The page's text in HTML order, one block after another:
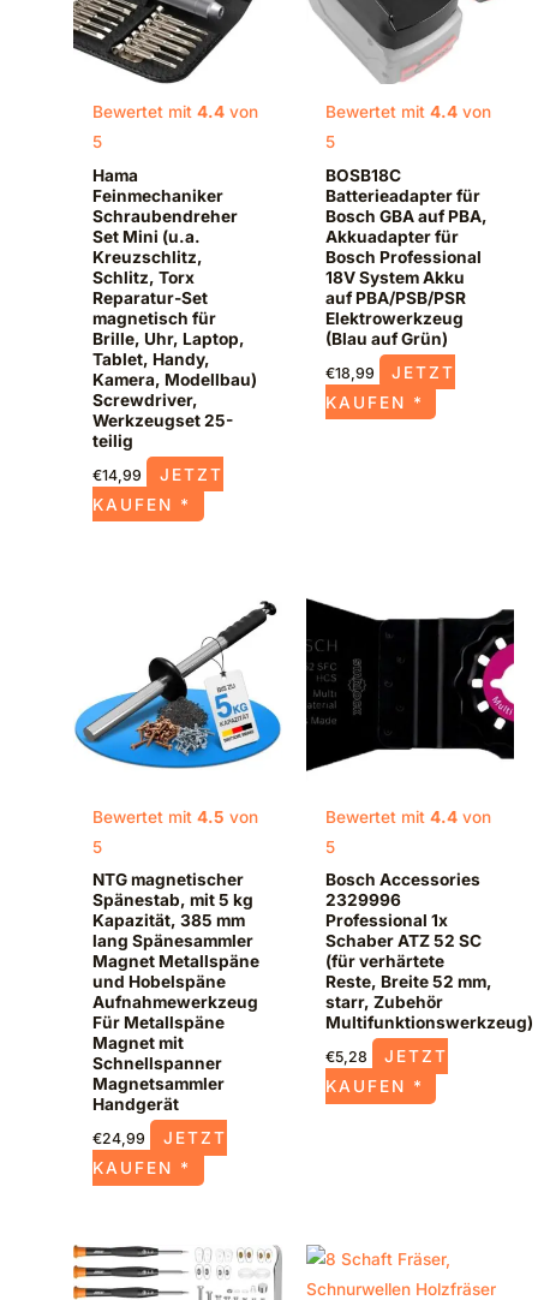
Bewertet mit4.4 von
5
Hama
Feinmechaniker
Schraubendreher
Set Mini (u.a.
Kreuzschlitz,
Schlitz, Torx
Reparatur-Set
magnetisch für
Brille, Uhr, Laptop,
Tablet, Handy,
Kamera, Modellbau)
Screwdriver,
Werkzeugset 25-
teilig
€14,99
JETZT
KAUFEN *
Bewertet mit 4.4von
5
BOSB18C
Batterieadapter für
Bosch GBA auf PBA,
Akkuadapter für
Bosch Professional
18V System Akku
auf PBA/PSB/PSR
Elektrowerkzeug
(Blau auf Grün)
€18,99
JETZT
KAUFEN *
Bewertet mit4.5 von
5
NTG magnetischer
Spänestab, mit 5 kg
Kapazität, 385 mm
lang Spänesammler
Magnet Metallspäne
und Hobelspäne
Aufnahmewerkzeug
Für Metallspäne
Magnet mit
Schnellspanner
Magnetsammler
Handgerät
€24,99
JETZT
KAUFEN *
Bewertet mit 4.4von
5
Bosch Accessories
2329996
Professional 1x
Schaber ATZ 52 SC
(für verhärtete
Reste, Breite 52 mm,
starr, Zubehör
Multifunktionswerkzeug)
€5,28
JETZT
KAUFEN *